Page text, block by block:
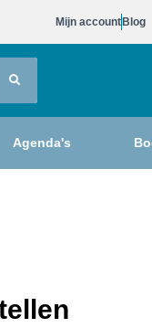
Mijn account Blog
Agenda's